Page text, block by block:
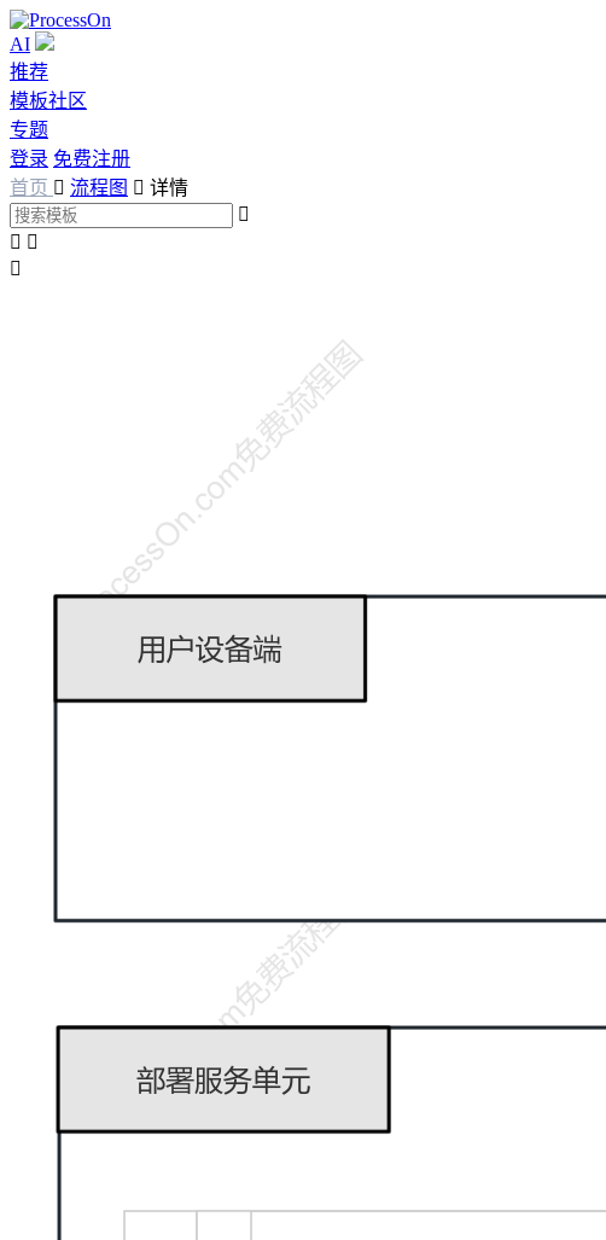
AI
推荐
模板社区
专题
登录 免费注册
首页  流程图  详情

 
